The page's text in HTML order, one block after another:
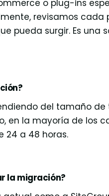
o plug-ins
revisamos cada
pueda surgir. Es una
del tamaño de
en la mayoría de los
24 a 48 horas.
la migración?